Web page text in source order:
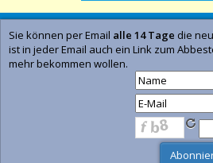
Empfohlene
TRM Masterclass -
Düsseldorf | 13.
November 2026
Kategorie: TRM | CRM
Düsseldorfer
Düsseldorf | 02.
Sie können per Email alle 14 Tage die
ist in jeder Email auch ein Link zum
mehr bekommen wollen.